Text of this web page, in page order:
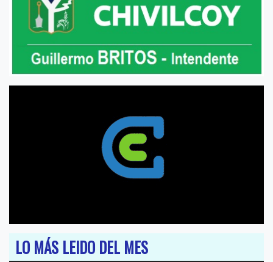
LO MÁS LEIDO DEL MES